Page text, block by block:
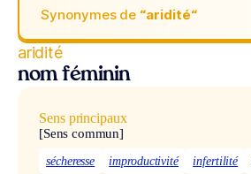
Synonymes de “aridité“
aridité
nom féminin
Sens principaux
[Sens commun]
sécheresse improductivité infertilité